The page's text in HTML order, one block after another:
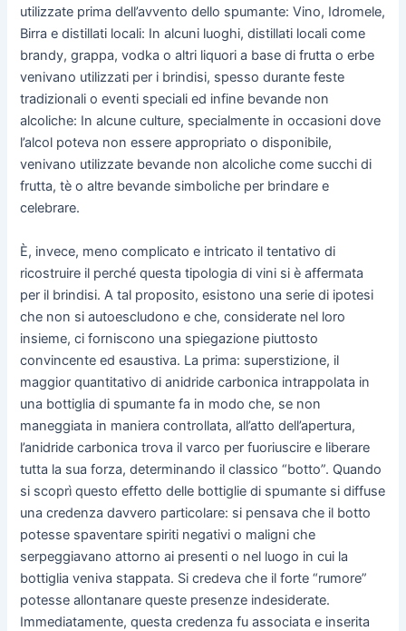
utilizzate prima dell’avvento dello spumante: Vino, Idromele,
Birra e distillati locali: In alcuni luoghi, distillati locali come
brandy, grappa, vodka o altri liquori a base di frutta o erbe
venivano utilizzati per i brindisi, spesso durante feste
tradizionali o eventi speciali ed infine bevande non
alcoliche: In alcune culture, specialmente in occasioni dove
l’alcol poteva non essere appropriato o disponibile,
venivano utilizzate bevande non alcoliche come succhi di
frutta, tè o altre bevande simboliche per brindare e
celebrare.
È, invece, meno complicato e intricato il tentativo di
ricostruire il perché questa tipologia di vini si è affermata
per il brindisi. A tal proposito, esistono una serie di ipotesi
che non si autoescludono e che, considerate nel loro
insieme, ci forniscono una spiegazione piuttosto
convincente ed esaustiva. La prima: superstizione, il
maggior quantitativo di anidride carbonica intrappolata in
una bottiglia di spumante fa in modo che, se non
maneggiata in maniera controllata, all’atto dell’apertura,
l’anidride carbonica trova il varco per fuoriuscire e liberare
tutta la sua forza, determinando il classico “botto”. Quando
si scoprì questo effetto delle bottiglie di spumante si diffuse
una credenza davvero particolare: si pensava che il botto
potesse spaventare spiriti negativi o maligni che
serpeggiavano attorno ai presenti o nel luogo in cui la
bottiglia veniva stappata. Si credeva che il forte “rumore”
potesse allontanare queste presenze indesiderate.
Immediatamente, questa credenza fu associata e inserita